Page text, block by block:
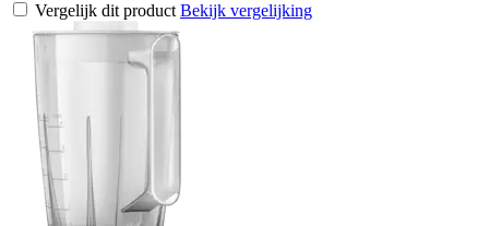
Vergelijk dit product Bekijk vergelijking